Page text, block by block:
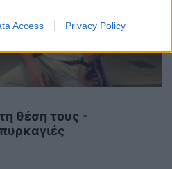
Access Privacy Policy
θέση τους -